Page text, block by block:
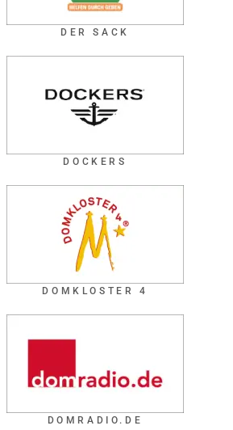
DER SACK
DOCKERS
DOMKLOSTER 4
DOMRADIO.DE